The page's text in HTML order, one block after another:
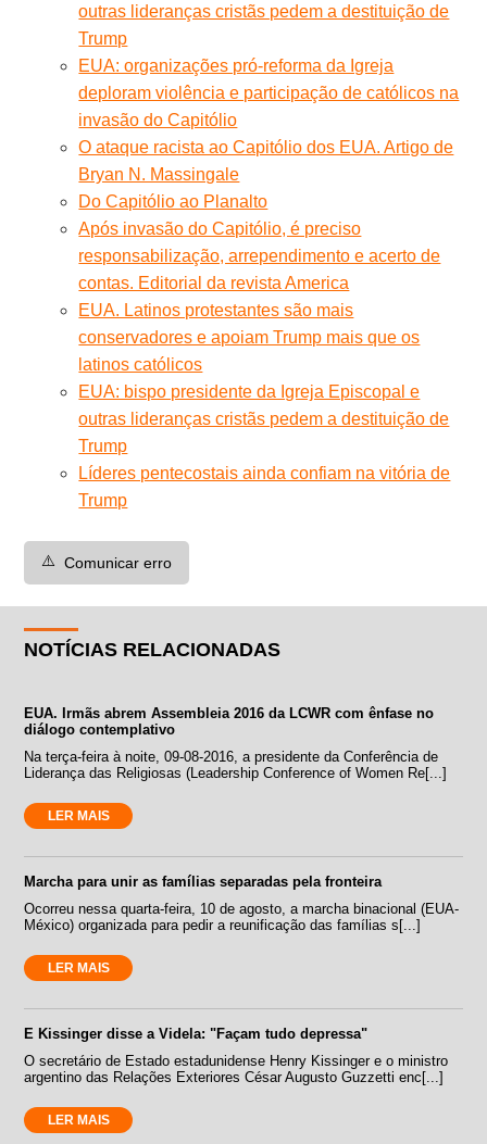
outras lideranças cristãs pedem a destituição de
Trump
EUA: organizações pró-reforma da Igreja
deploram violência e participação de católicos na
invasão do Capitólio
O ataque racista ao Capitólio dos EUA. Artigo de
Bryan N. Massingale
Do Capitólio ao Planalto
Após invasão do Capitólio, é preciso
responsabilização, arrependimento e acerto de
contas. Editorial da revista America
EUA. Latinos protestantes são mais
conservadores e apoiam Trump mais que os
latinos católicos
EUA: bispo presidente da Igreja Episcopal e
outras lideranças cristãs pedem a destituição de
Trump
Líderes pentecostais ainda confiam na vitória de
Trump
⚠️ Comunicar erro
NOTÍCIAS RELACIONADAS
EUA. Irmãs abrem Assembleia 2016 da LCWR com ênfase no
diálogo contemplativo
Na terça-feira à noite, 09-08-2016, a presidente da Conferência de
Liderança das Religiosas (Leadership Conference of Women Re[...]
LER MAIS
Marcha para unir as famílias separadas pela fronteira
Ocorreu nessa quarta-feira, 10 de agosto, a marcha binacional (EUA-
México) organizada para pedir a reunificação das famílias s[...]
LER MAIS
E Kissinger disse a Videla: "Façam tudo depressa"
O secretário de Estado estadunidense Henry Kissinger e o ministro
argentino das Relações Exteriores César Augusto Guzzetti enc[...]
LER MAIS